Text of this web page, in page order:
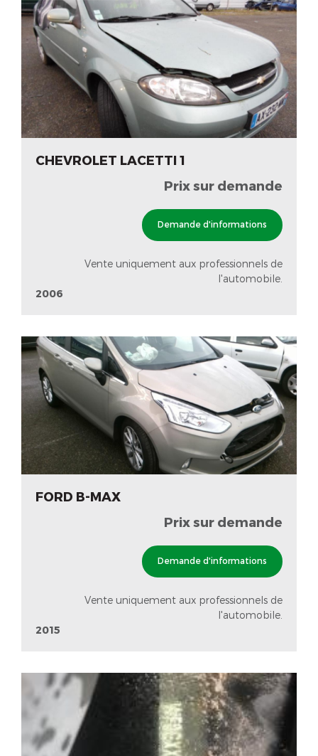
CHEVROLET LACETTI 1
Prix sur demande
Demande d'informations
Vente uniquement aux professionnels de
l'automobile.
2006
FORD B-MAX
Prix sur demande
Demande d'informations
Vente uniquement aux professionnels de
l'automobile.
2015